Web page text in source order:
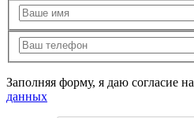
Заполняя форму, я даю согласие на
данных